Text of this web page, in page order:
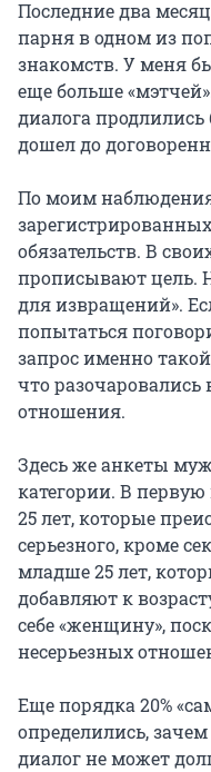
Последние два
парня в одном из
знакомств. У меня
еще больше
диалога продлились
дошел до
По моим
обязательств. В
прописывают цель.
для извращений».
попытаться
запрос именно
что
отношения.
Здесь же анкеты
категории. В
25 лет, которые
серьезного, кроме
младше 25 лет,
добавляют к
себе «женщину»,
несерьезных
Еще порядка 20%
определились,
диалог не может